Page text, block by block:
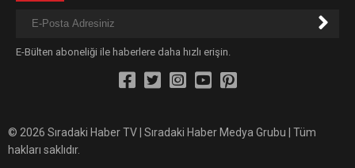
E-Bülten aboneliği ile haberlere daha hızlı erişin.
© 2026 Sıradaki Haber TV | Sıradaki Haber Medya Grubu | Tüm
hakları saklıdır.